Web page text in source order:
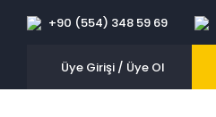
+90 (554) 348 59 69
Üye Girişi / Üye Ol